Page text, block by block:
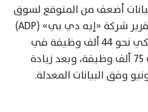
أضعف من المتوقع لسوق
العمل الأمريكية؛ إذ أظهر تقرير شركة «إيه دي بي» (ADP)
إضافة القطاع الخاص الأمريكي نحو 44 ألف وظيفة في
يوليو، مقابل توقعات تقارب 75 ألف وظيفة، وبعد زيادة